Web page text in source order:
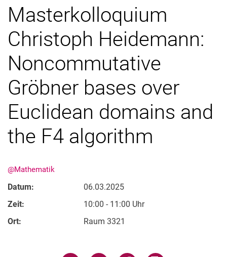
Masterkolloquium
Christoph Heidemann:
Noncommutative
Gröbner bases over
Euclidean domains and
the F4 algorithm
@Mathematik
Datum:
06.03.2025
Zeit:
10:00 - 11:00 Uhr
Ort:
Raum 3321